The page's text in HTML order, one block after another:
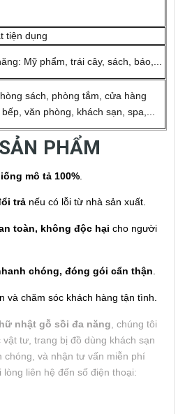
tiện dụng
Mỹ phẩm, trái cây, sách, báo,...
sách, phòng tắm, cửa hàng
văn phòng, khách sạn, spa,...
PHẨM
mô tả 100%
trả nếu có lỗi từ nhà sản xuất.
toàn, không độc hại cho người
chóng, đóng gói cẩn thận
và chăm sóc khách hàng tận tình.
nhật gỗ sồi đa năng , chúng tôi
tư, trang bị đồ dùng khách sạn
chóng, và nhận tư vấn miễn phí
liên hệ đến số điện thoại: